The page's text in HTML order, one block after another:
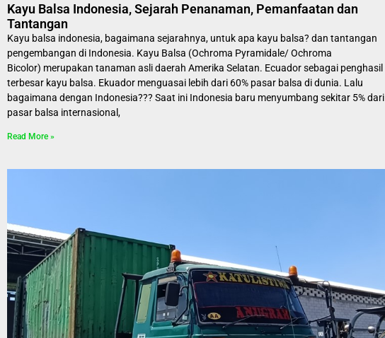
Kayu Balsa Indonesia, Sejarah Penanaman, Pemanfaatan dan
Tantangan
Kayu balsa indonesia, bagaimana sejarahnya, untuk apa kayu balsa? dan tantangan
pengembangan di Indonesia. Kayu Balsa (Ochroma Pyramidale/ Ochroma
Bicolor) merupakan tanaman asli daerah Amerika Selatan. Ecuador sebagai penghasil
terbesar kayu balsa. Ekuador menguasai lebih dari 60% pasar balsa di dunia. Lalu
bagaimana dengan Indonesia??? Saat ini Indonesia baru menyumbang sekitar 5% dari
pasar balsa internasional,
Read More »